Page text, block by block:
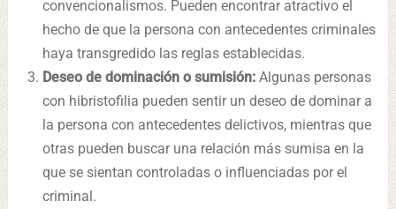
convencionalismos. Pueden encontrar atractivo el
hecho de que la persona con antecedentes criminales
haya transgredido las reglas establecidas.
Deseo de dominación o sumisión:Algunas personas
con hibristofilia pueden sentir un deseo de dominar a
la persona con antecedentes delictivos, mientras que
otras pueden buscar una relación más sumisa en la
que se sientan controladas o influenciadas por el
criminal.